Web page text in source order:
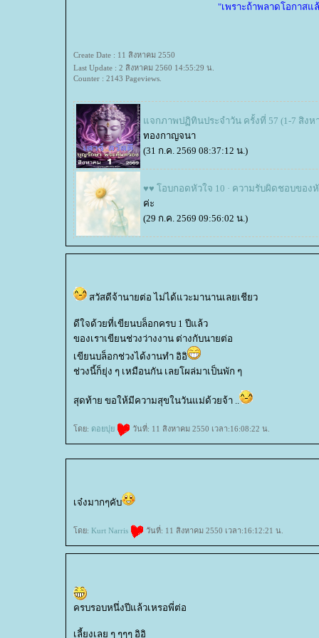
"เพราะถ้าพลาดโอกาสแ
Create Date : 11 สิงหาคม 2550
Last Update : 2 สิงหาคม 2560 14:55:29 น.
Counter : 2143 Pageviews.
จกภาพปฏิทินประจำวัน ครั้งที่ 57 (1-7 สิงห
ทองกาญจนา
(31 ก.ค. 2569 08:37:12 น.)
♥♥ โอบกอดหัวใจ 10 · ความรับผิดชอบของ
ค่ะ
(29 ก.ค. 2569 09:56:02 น.)
สวัสดีจ้านายต่อ ไม่ได้แวะมานานเลยเชียว
ดีใจด้วยที่เขียนบล็อกครบ 1 ปีแล้ว
ของเราเขียนช่วงว่างงาน ต่างกับนายต่อ
เขียนบล็อกช่วงได้งานทำ อิอิ
ช่วงนี้ก็ยุ่ง ๆ เหมือนกัน เลยโผล่มาเป็นพัก ๆ
สุดท้าย ขอให้มีความสุขในวันแม่ด้วยจ้า ..
ดย: ดอยปุ วันที่: 11 สิงหาคม 2550 เวลา:16:08:22 น.
เจ๋งมากๆคับ
ดย: Kurt Narris วันที่: 11 สิงหาคม 2550 เวลา:16:12:21 น.
ครบรอบหนึ่งปีแล้วเหรอพี่ต่อ
เลี้ยงเลย ๆ ๆๆๆ อิอิ